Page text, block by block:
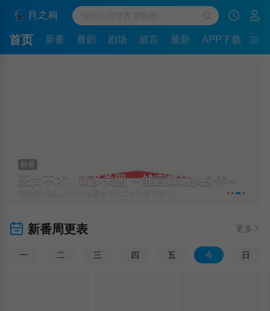
首页 新番 番剧 剧场 留言 最新 APP下载
新番
恶女不才，请多关照 ～雏宫蝶鼠换身传～
新番周更表 更多
一 二 三 四 五 今 日